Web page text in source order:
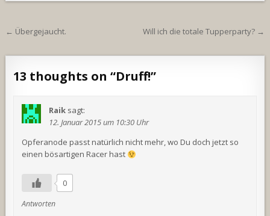
Beitragsnavigation
← Übergejaucht. Will ich die totale Tupperparty? →
13 thoughts on “Druff!”
Raik sagt:
12. Januar 2015 um 10:30 Uhr
Opferanode passt natürlich nicht mehr, wo Du doch jetzt so
einen bösartigen Racer hast
0
Antworten